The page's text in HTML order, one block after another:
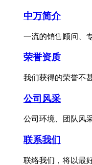
中万简介
一流的销售顾问、
荣誉资质
我们获得的荣誉不
公司风采
公司环境、团队风
联系我们
联络我们，将以最